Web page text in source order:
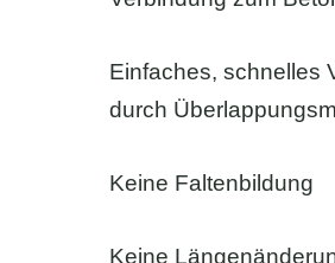
Einfaches, schnelles
durch
Keine Faltenbildung
Keine